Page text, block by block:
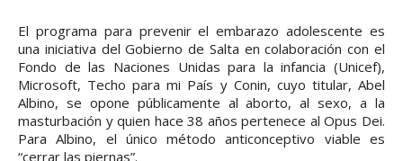
El programa para prevenir el embarazo adolescente es
una iniciativa del Gobierno de Salta en colaboración con el
Fondo de las Naciones Unidas para la infancia (Unicef),
Microsoft, Techo para mi País y Conin, cuyo titular, Abel
Albino, se opone públicamente al aborto, al sexo, a la
masturbación y quien hace 38 años pertenece al Opus Dei.
Para Albino, el único método anticonceptivo viable es
“cerrar las piernas”.